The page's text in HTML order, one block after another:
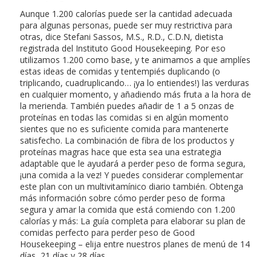
Aunque 1.200 calorías puede ser la cantidad adecuada
para algunas personas, puede ser muy restrictiva para
otras, dice Stefani Sassos, M.S., R.D., C.D.N, dietista
registrada del Instituto Good Housekeeping. Por eso
utilizamos 1.200 como base, y te animamos a que amplíes
estas ideas de comidas y tentempiés duplicando (o
triplicando, cuadruplicando… ¡ya lo entiendes!) las verduras
en cualquier momento, y añadiendo más fruta a la hora de
la merienda. También puedes añadir de 1 a 5 onzas de
proteínas en todas las comidas si en algún momento
sientes que no es suficiente comida para mantenerte
satisfecho. La combinación de fibra de los productos y
proteínas magras hace que esta sea una estrategia
adaptable que le ayudará a perder peso de forma segura,
¡una comida a la vez! Y puedes considerar complementar
este plan con un multivitamínico diario también. Obtenga
más información sobre cómo perder peso de forma
segura y amar la comida que está comiendo con 1.200
calorías y más: La guía completa para elaborar su plan de
comidas perfecto para perder peso de Good
Housekeeping – elija entre nuestros planes de menú de 14